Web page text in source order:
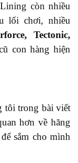
còn nhiều
lối chơi, nhiều
Tectonic,
con hàng hiện
tôi trong bài viết
hơn về hãng
sắm cho mình